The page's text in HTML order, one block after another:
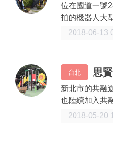
位在國道一號
拍的機器人大
2018-06-13
台北 思
新北市的共融
也陸續加入共
2018-05-20